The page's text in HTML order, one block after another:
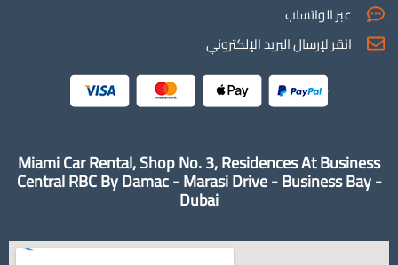
عبر الواتساب
انقر لإرسال البريد الإلكتروني
Miami Car Rental, Shop No. 3, Residences At Business
Central RBC By Damac - Marasi Drive - Business Bay -
Dubai